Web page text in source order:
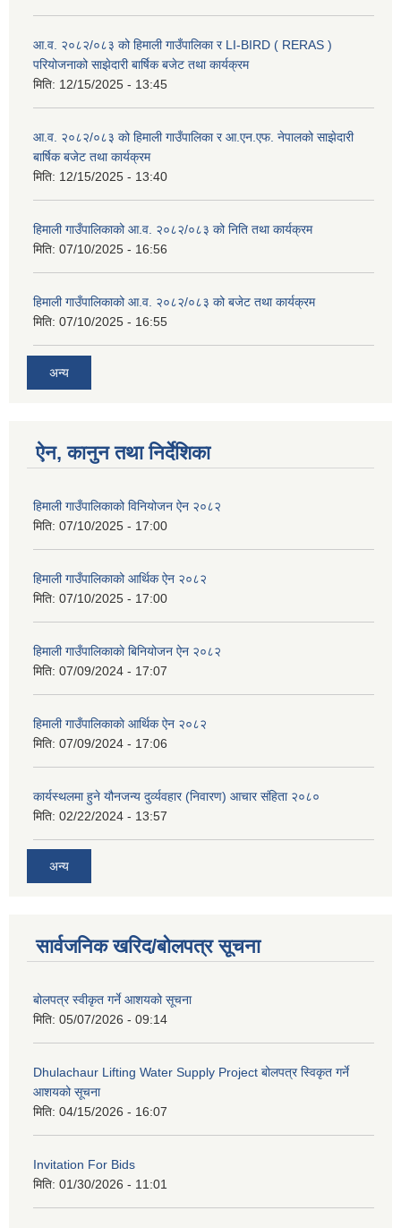
आ.व. २०८२/०८३ को हिमाली गाउँपालिका र LI-BIRD ( RERAS )
परियोजनाको साझेदारी बार्षिक बजेट तथा कार्यक्रम
मिति: 12/15/2025 - 13:45
आ.व. २०८२/०८३ को हिमाली गाउँपालिका र आ.एन.एफ. नेपालको साझेदारी
बार्षिक बजेट तथा कार्यक्रम
मिति: 12/15/2025 - 13:40
हिमाली गाउँपालिकाको आ.व. २०८२/०८३ को निति तथा कार्यक्रम
मिति: 07/10/2025 - 16:56
हिमाली गाउँपालिकाको आ.व. २०८२/०८३ को बजेट तथा कार्यक्रम
मिति: 07/10/2025 - 16:55
अन्य
ऐन, कानुन तथा निर्देशिका
हिमाली गाउँपालिकाको विनियोजन ऐन २०८२
मिति: 07/10/2025 - 17:00
हिमाली गाउँपालिकाको आर्थिक ऐन २०८२
मिति: 07/10/2025 - 17:00
हिमाली गाउँपालिकाकाे बिनियोजन ऐन २०८२
मिति: 07/09/2024 - 17:07
हिमाली गाउँपालिकाकाे आर्थिक ऐन २०८२
मिति: 07/09/2024 - 17:06
कार्यस्थलमा हुने यौनजन्य दुर्व्यवहार (निवारण) आचार संहिता २०८०
मिति: 02/22/2024 - 13:57
अन्य
सार्वजनिक खरिद/बोलपत्र सूचना
बोलपत्र स्वीकृत गर्ने आशयको सूचना
मिति: 05/07/2026 - 09:14
Dhulachaur Lifting Water Supply Project बोलपत्र स्विकृत गर्ने
आशयको सूचना
मिति: 04/15/2026 - 16:07
Invitation For Bids
मिति: 01/30/2026 - 11:01